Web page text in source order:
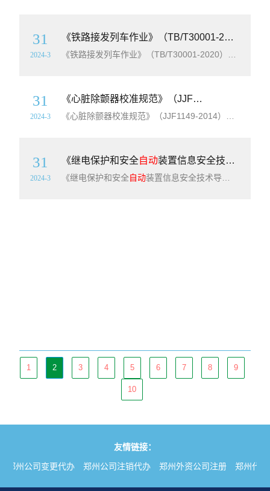
31
2024-3
《铁路接发列车作业》（TB/T30001-2020）【全文附高清无水印PDF+Word版下载】
31
2024-3
《心脏除颤器校准规范》（JJF1149-2014）【全文附高清无水印PDF+Word版下载】
31
2024-3
《继电保护和安全自动装置信息安全技术导则》（NB/T10680-2021）【全文附高清无水印PDF+Word版下载】
《继电保护和安全自动装置信息安全技术导则》（NB/T10680-2021）【全文附高清无水印PDF+Word版下载】英文名称：Guidelines for information security technology of relaying protection and safety automatic equipm
1 2 3 4 5 6 7 8 9
10
友情链接：
郑州公司变更代办
郑州公司注销代办 郑州外资公司注册 郑州代理